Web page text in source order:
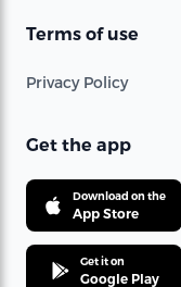
Terms of use
Privacy Policy
Get the app
Download on the
App Store
Get it on
Google Play